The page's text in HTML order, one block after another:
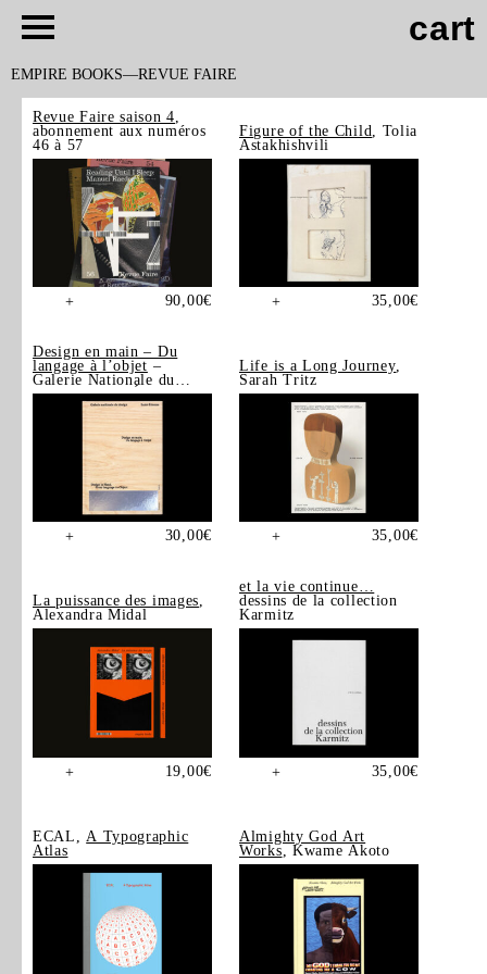
cart
EMPIRE BOOKS REVUE FAIRE
Revue Faire saison 4
abonnement aux numéros
46 à 57
+ 90,00€
Figure of the Child
, Tolia
Astakhishvili
+ 35,00€
Design en main – Du
langage à l’objet –
Galerie Nationale du
Design, Saint-Étienne
+ 30,00€
Life is a Long Journey,
Sarah Tritz
+ 35,00€
La puissance des images,
Alexandra Midal
+ 19,00€
et la vie continue…
dessins de la collection
Karmitz
+ 35,00€
ECAL, A Typographic
Atlas
Almighty God Art
Works , Kwame Akoto